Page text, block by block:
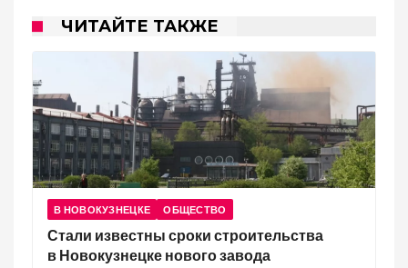
ЧИТАЙТЕ ТАКЖЕ
В НОВОКУЗНЕЦКЕ ОБЩЕСТВО
Стали известны сроки строительства
в Новокузнецке нового завода